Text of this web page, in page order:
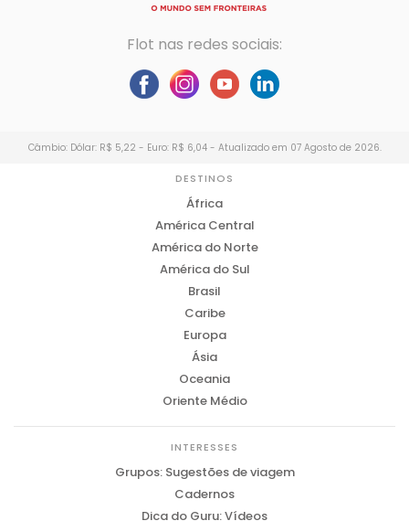
Flot nas redes sociais:
Câmbio: Dólar: R$ 5,22 - Euro: R$ 6,04 - Atualizado em 07 Agosto de 2026.
DESTINOS
África
América Central
América do Norte
América do Sul
Brasil
Caribe
Europa
Ásia
Oceania
Oriente Médio
INTERESSES
Grupos: Sugestões de viagem
Cadernos
Dica do Guru: Vídeos